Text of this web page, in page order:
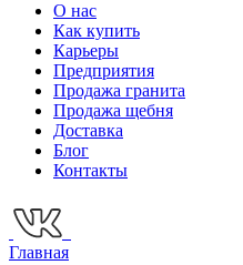
О нас
Как купить
Карьеры
Предприятия
Продажа гранита
Продажа щебня
Доставка
Блог
Контакты
Главная